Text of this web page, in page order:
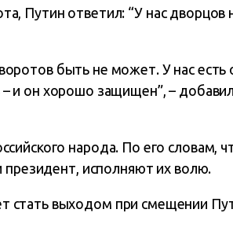
Путин ответил: “У нас дворцов
быть не может. У нас есть
и он хорошо защищен”, –
народа. По его словам,
президент, исполняют их волю.
стать выходом при смещении